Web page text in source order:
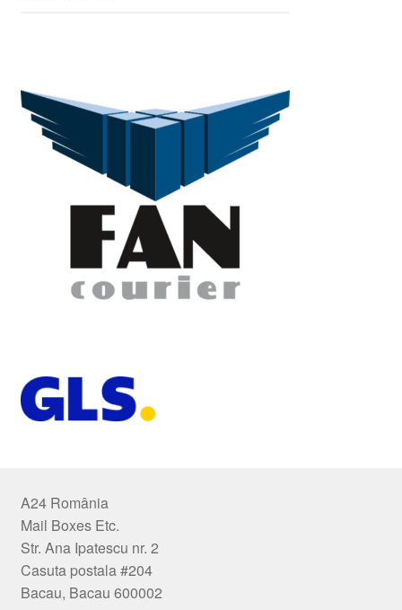
A24 România
Mail Boxes Etc.
Str. Ana Ipatescu nr. 2
Casuta postala #204
Bacau, Bacau 600002